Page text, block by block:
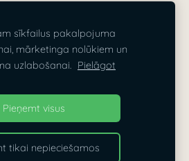
SĪKDATNES
Rīgā, Pierīgā un visā
Latvijā
sīkfailus pakalpojuma
mārketinga nolūkiem un
uzlabošanai. Pielāgot
Pieņemt visus
tikai nepieciešamos